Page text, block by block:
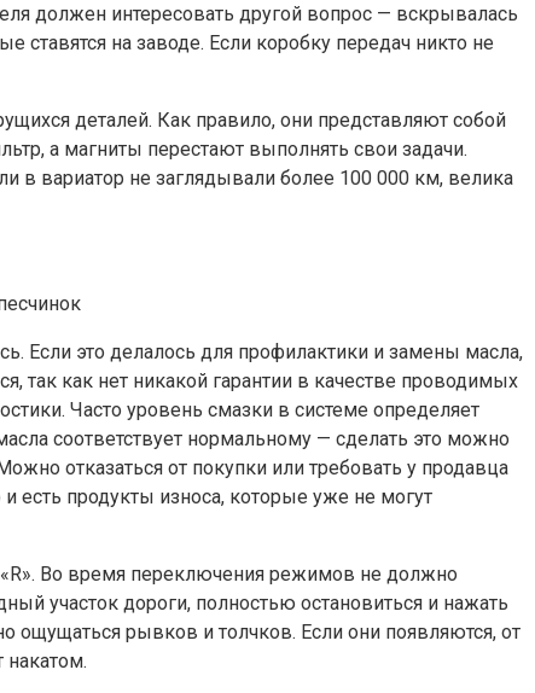
должен интересовать другой вопрос — вскрывалась
на заводе. Если коробку передач никто не
деталей. Как правило, они представляют собой
а магниты перестают выполнять свои задачи.
в вариатор не заглядывали более 100 000 км, велика
Если это делалось для профилактики и замены масла,
так как нет никакой гарантии в качестве проводимых
Часто уровень смазки в системе определяет
соответствует нормальному — сделать это можно
отказаться от покупки или требовать у продавца
есть продукты износа, которые уже не могут
Во время переключения режимов не должно
участок дороги, полностью остановиться и нажать
ощущаться рывков и толчков. Если они появляются, от
накатом.